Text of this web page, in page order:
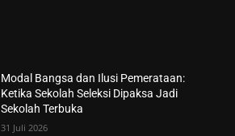
Modal Bangsa dan Ilusi Pemerataan:
Ketika Sekolah Seleksi Dipaksa Jadi
Sekolah Terbuka
31 Juli 2026